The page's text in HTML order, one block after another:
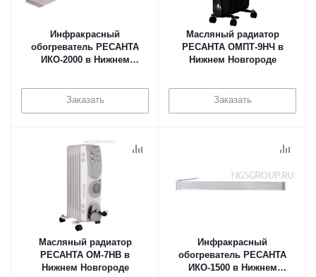
Инфракрасный
обогреватель РЕСАНТА
ИКО-2000 в Нижнем
Заказать
Масляный радиатор
РЕСАНТА ОМПТ-9НЧ в
Нижнем Новгороде
Заказать
Масляный радиатор
РЕСАНТА ОМ-7НВ в
Нижнем Новгороде
Инфракрасный
обогреватель РЕСАНТА
ИКО-1500 в Нижнем